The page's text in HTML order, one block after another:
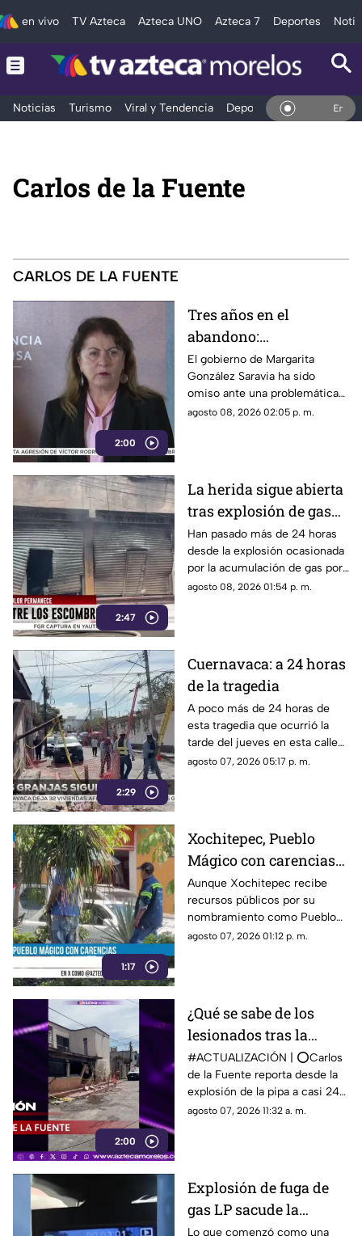
en vivo TV Azteca Azteca UNO Azteca 7 Deportes
Noticias Turismo Viral y Tendencia Deportes Espectáculos
En Vivo
Carlos de la Fuente
CARLOS DE LA FUENTE
2:00
Tres años en el
abandono:
comerciantes de
Cuautla padecen las
inclemencias del
tiempo
El gobierno de Margarita
González Saravia ha sido
omiso ante una problemática
que afecta directamente a
agosto 08, 2026 02:05 p. m.
2:47
La herida sigue abierta
tras explosión de gas
LP en Cuernavaca
Han pasado más de 24 horas
desde la explosión ocasionada
por la acumulación de gas por
fuga.
agosto 08, 2026 01:54 p. m.
2:29
Cuernavaca: a 24 horas
de la tragedia
A poco más de 24 horas de
esta tragedia que ocurrió la
tarde del jueves en esta calle
Francisco, Villa de la colonia
agosto 07, 2026 05:17 p. m.
1:17
Xochitepec, Pueblo
Mágico con carencias
en la zona Centro
Aunque Xochitepec recibe
recursos públicos por su
nombramiento como Pueblo
Mágico, en el primer cuadro
agosto 07, 2026 01:12 p. m.
2:00
¿Qué se sabe de los
lesionados tras la
explosión de una pipa
de gas en Cuernavaca?
#ACTUALIZACIÓN | ⭕Carlos
de la Fuente reporta desde la
explosión de la pipa a casi 24
horas de los hechos, da
agosto 07, 2026 11:32 a. m.
Explosión de fuga de
gas LP sacude la
colonia Las Granjas
Lo que comenzó como una